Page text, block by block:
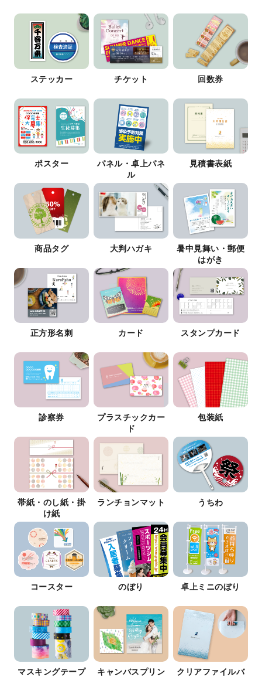
ステッカー チケット 回数券
ポスター
パネル・卓上パネ
ル
見積書表紙
商品タグ 大判ハガキ
暑中見舞い・郵便
はがき
正方形名刺 カード スタンプカード
診察券
プラスチックカー
ド
包装紙
帯紙・のし紙・掛
け紙
ランチョンマット うちわ
コースター のぼり 卓上ミニのぼり
マスキングテープ
キャンバスプリン
クリアファイルバ